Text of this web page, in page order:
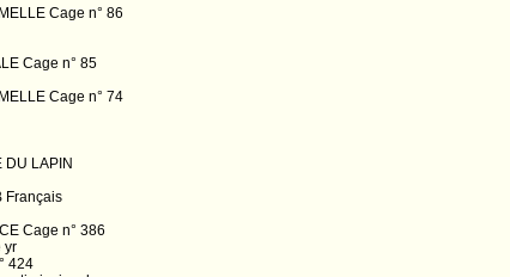
Cage n° 86
Cage n° 85
Cage n° 74
DU LAPIN
Français
Cage n° 386
yr
424